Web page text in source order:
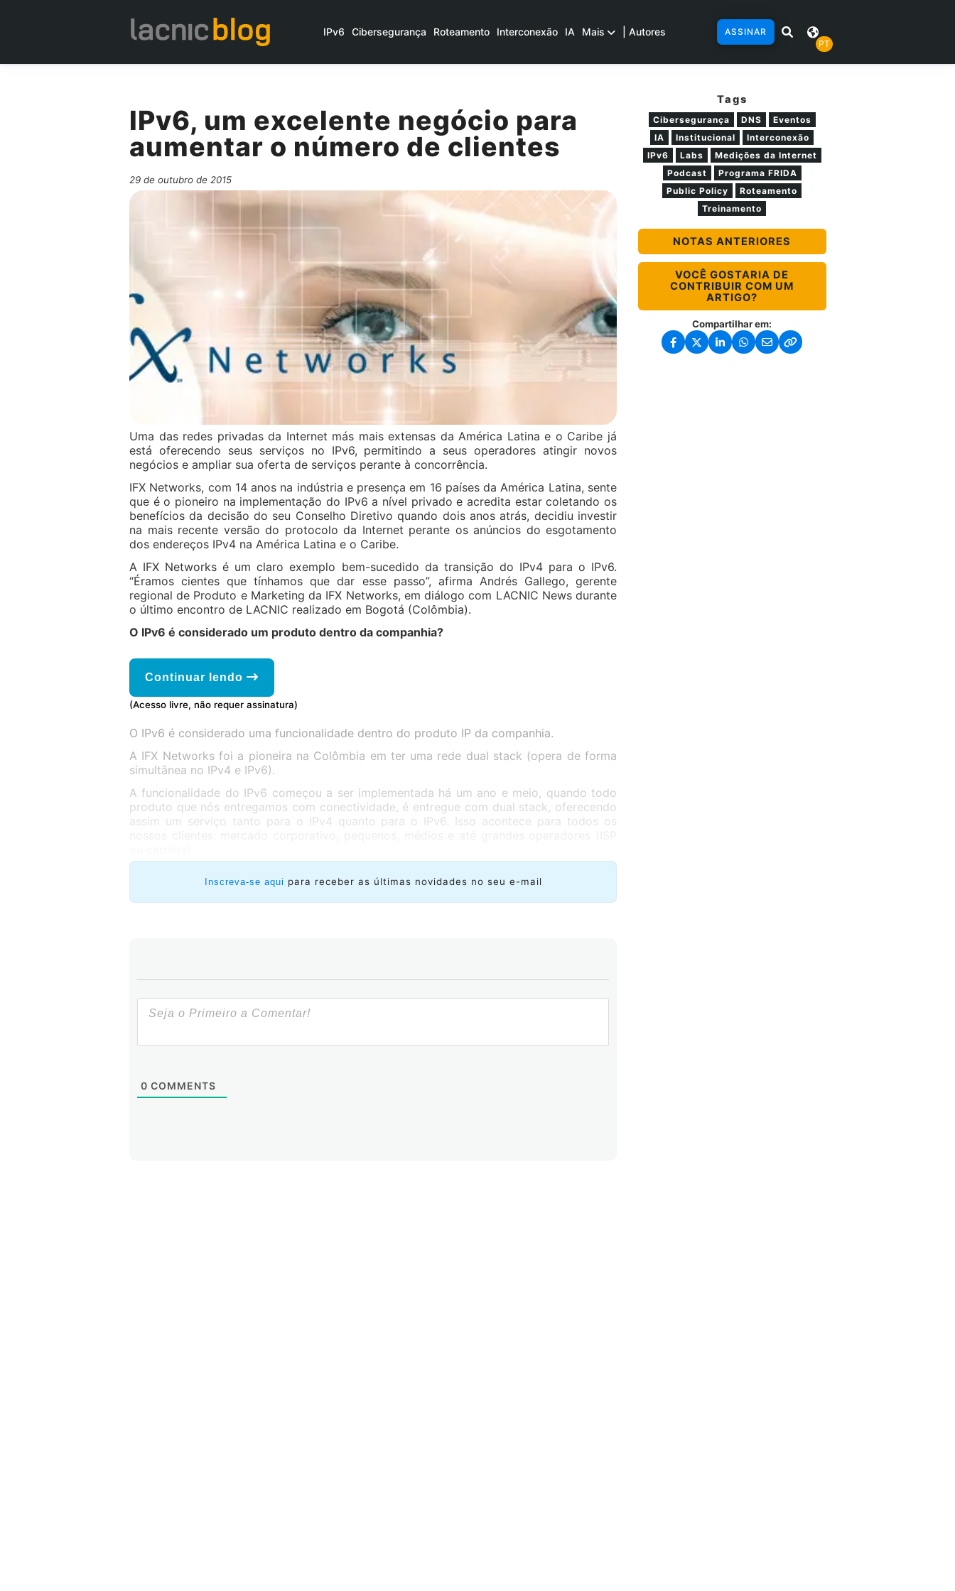
IPv6 Cibersegurança Roteamento Interconexão IA Mais | Autores
ASSINAR
PT
IPv6, um excelente negócio para
aumentar o número de clientes
29 de outubro de 2015
Uma das redes privadas da Internet más mais extensas da América Latina e o Caribe já
está oferecendo seus serviços no IPv6, permitindo a seus operadores atingir novos
negócios e ampliar sua oferta de serviços perante à concorrência.
IFX Networks, com 14 anos na indústria e presença em 16 países da América Latina, sente
que é o pioneiro na implementação do IPv6 a nível privado e acredita estar coletando os
benefícios da decisão do seu Conselho Diretivo quando dois anos atrás, decidiu investir
na mais recente versão do protocolo da Internet perante os anúncios do esgotamento
dos endereços IPv4 na América Latina e o Caribe.
A IFX Networks é um claro exemplo bem-sucedido da transição do IPv4 para o IPv6.
“Éramos cientes que tínhamos que dar esse passo”, afirma Andrés Gallego, gerente
regional de Produto e Marketing da IFX Networks, em diálogo com LACNIC News durante
o último encontro de LACNIC realizado em Bogotá (Colômbia).
O IPv6 é considerado um produto dentro da companhia?
Continuar lendo
(Acesso livre, não requer assinatura)
O IPv6 é considerado uma funcionalidade dentro do produto IP da companhia.
A IFX Networks foi a pioneira na Colômbia em ter uma rede dual stack (opera de forma
simultânea no IPv4 e IPv6).
A funcionalidade do IPv6 começou a ser implementada há um ano e meio, quando todo
produto que nós entregamos com conectividade, é entregue com dual stack, oferecendo
assim um serviço tanto para o IPv4 quanto para o IPv6. Isso acontece para todos os
Inscreva-se aqui para receber as últimas novidades no seu e-mail
0 COMMENTS
Tags
Cibersegurança DNS
Eventos
IA
Institucional
Interconexão
IPv6
Labs
Medições da Internet
Podcast
Programa FRIDA
Public Policy
Roteamento
Treinamento
NOTAS ANTERIORES
VOCÊ GOSTARIA DE
CONTRIBUIR COM UM
ARTIGO?
Compartilhar em: